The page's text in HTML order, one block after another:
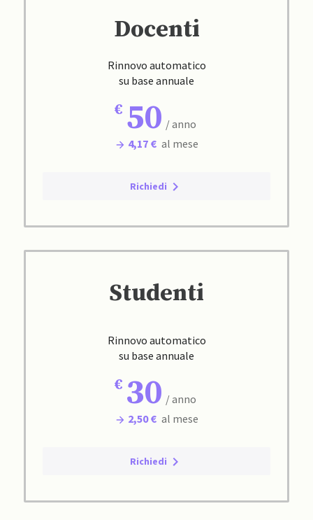
Docenti
Rinnovo automatico
su base annuale
50 / anno
4,17 € al mese
Richiedi
Studenti
Rinnovo automatico
su base annuale
30 / anno
2,50 € al mese
Richiedi